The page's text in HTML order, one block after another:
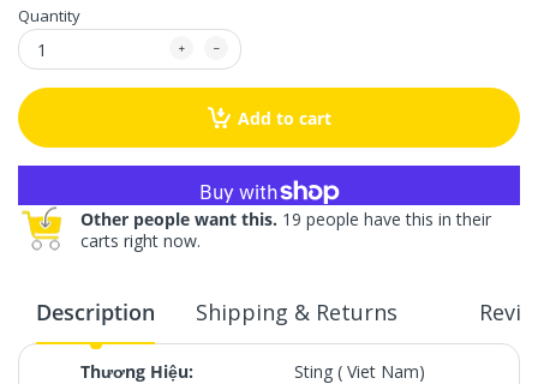
Quantity
Add to cart
More payment options
Other people want this. 19 people have this in their
carts right now.
Description Shipping & Returns
Thương Hiệu:
Sting ( Viet Nam)